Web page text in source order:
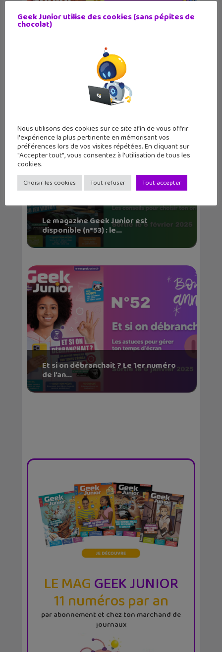
Comment s’informer à l’heure de
Le magazine Geek Junior est
disponible (n°53) : le...
Et si on débranchait ? Le 1er numéro
de l’an...
LE MAGGEEK JUNIOR
11 numéros par an
par abonnement et chez ton marchand de
journaux
Geek Junior utilise des cookies (sans pépites de
chocolat)
Nous utilisons des cookies sur ce site afin de vous offrir
l'expérience la plus pertinente en mémorisant vos
préférences lors de vos visites répétées. En cliquant sur
"Accepter tout", vous consentez à l'utilisation de tous les
cookies.
Choisir les cookies Tout refuser Tout accepter